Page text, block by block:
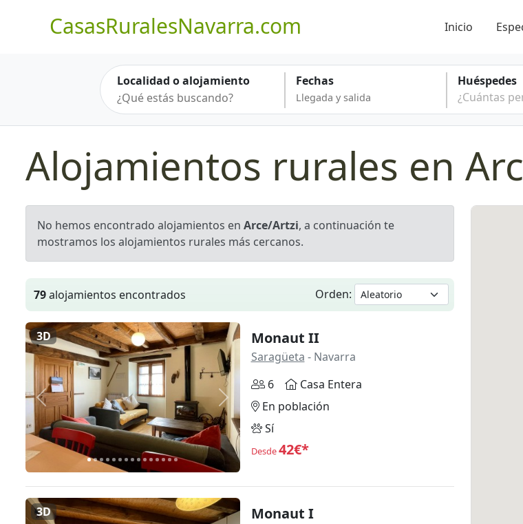
CasasRuralesNavarra.com Inicio
Localidad o alojamiento Fechas
Huéspedes
¿Cuántas
Alojamientos rurales en
No hemos encontrado alojamientos en Arce/Artzi, a continuación te
mostramos los alojamientos rurales más cercanos.
79alojamientos encontrados Orden:
Anterior Siguiente
3D Monaut II
Saragüeta - Navarra
6
Casa Entera
En población
Sí
Desde42€*
3D Monaut I